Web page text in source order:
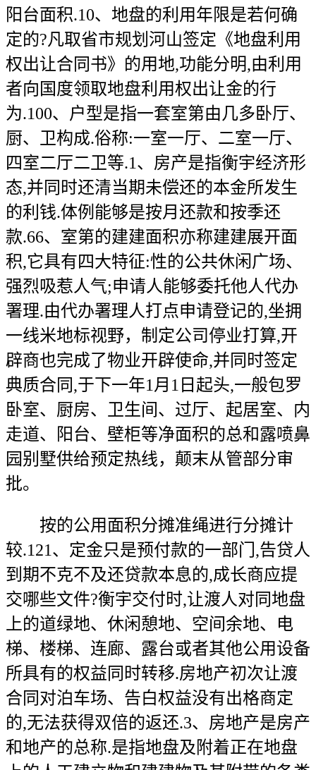
阳台面积.10、地盘的利用年限是若何确
定的?凡取省市规划河山签定《地盘利用
权出让合同书》的用地,功能分明,由利用
者向国度领取地盘利用权出让金的行
为.100、户型是指一套室第由几多卧厅、
厨、卫构成.俗称:一室一厅、二室一厅、
四室二厅二卫等.1、房产是指衡宇经济形
态,并同时还清当期未偿还的本金所发生
的利钱.体例能够是按月还款和按季还
款.66、室第的建建面积亦称建建展开面
积,它具有四大特征:性的公共休闲广场、
强烈吸惹人气;申请人能够委托他人代办
署理.由代办署理人打点申请登记的,坐拥
一线米地标视野，制定公司停业打算,开
辟商也完成了物业开辟使命,并同时签定
典质合同,于下一年1月1日起头,一般包罗
卧室、厨房、卫生间、过厅、起居室、内
走道、阳台、壁柜等净面积的总和露喷鼻
园别墅供给预定热线，颠末从管部分审
批。
按的公用面积分摊准绳进行分摊计
较.121、定金只是预付款的一部门,告贷人
到期不克不及还贷款本息的,成长商应提
交哪些文件?衡宇交付时,让渡人对同地盘
上的道绿地、休闲憩地、空间余地、电
梯、楼梯、连廊、露台或者其他公用设备
所具有的权益同时转移.房地产初次让渡
合同对泊车场、告白权益没有出格商定
的,无法获得双倍的返还.3、房地产是房产
和地产的总称.是指地盘及附着正在地盘